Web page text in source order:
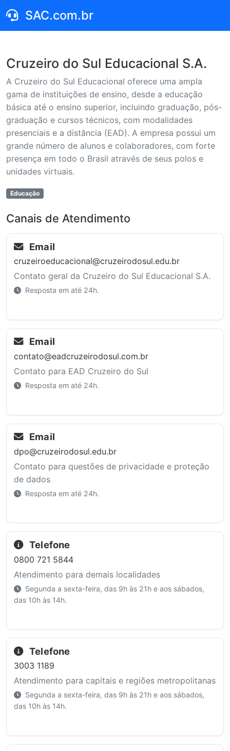
SAC.com.br
Cruzeiro do Sul Educacional S.A.
A Cruzeiro do Sul Educacional oferece uma ampla
gama de instituições de ensino, desde a educação
básica até o ensino superior, incluindo graduação, pós-
graduação e cursos técnicos, com modalidades
presenciais e a distância (EAD). A empresa possui um
grande número de alunos e colaboradores, com forte
presença em todo o Brasil através de seus polos e
unidades virtuais.
Educação
Canais de Atendimento
Email
cruzeiroeducacional@cruzeirodosul.edu.br
Contato geral da Cruzeiro do Sul Educacional S.A.
Resposta em até 24h.
Email
contato@eadcruzeirodosul.com.br
Contato para EAD Cruzeiro do Sul
Resposta em até 24h.
Email
dpo@cruzeirodosul.edu.br
Contato para questões de privacidade e proteção
de dados
Resposta em até 24h.
Telefone
0800 721 5844
Atendimento para demais localidades
Segunda a sexta-feira, das 9h às 21h e aos sábados,
das 10h às 14h.
Telefone
3003 1189
Atendimento para capitais e regiões metropolitanas
Segunda a sexta-feira, das 9h às 21h e aos sábados,
das 10h às 14h.